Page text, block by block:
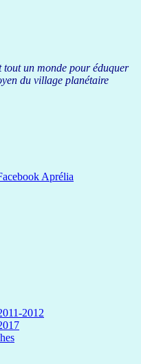
tout un monde pour éduquer
du village planétaire
Aprélia
2012